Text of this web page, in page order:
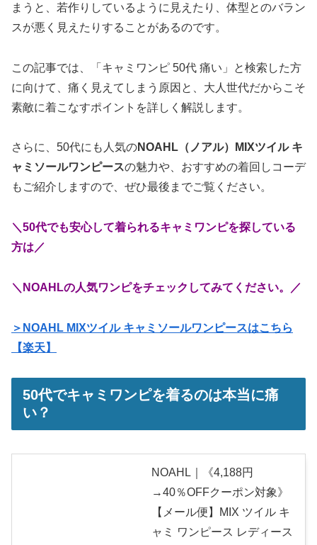
まうと、若作りしているように見えたり、体型とのバラン
スが悪く見えたりすることがあるのです。
この記事では、「キャミワンピ 50代 痛い」と検索した方
に向けて、痛く見えてしまう原因と、大人世代だからこそ
素敵に着こなすポイントを詳しく解説します。
さらに、50代にも人気のNOAHL（ノアル）MIXツイル キ
ャミソールワンピースの魅力や、おすすめの着回しコーデ
もご紹介しますので、ぜひ最後までご覧ください。
＼50代でも安心して着られるキャミワンピを探している
方は／
＼NOAHLの人気ワンピをチェックしてみてください。／
＞NOAHL MIXツイル キャミソールワンピースはこちら
【楽天】
50代でキャミワンピを着るのは本当に痛
い？
NOAHL｜《4,188円
→40％OFFクーポン対象》
【メール便】MIX ツイル キ
ャミ ワンピース レディース